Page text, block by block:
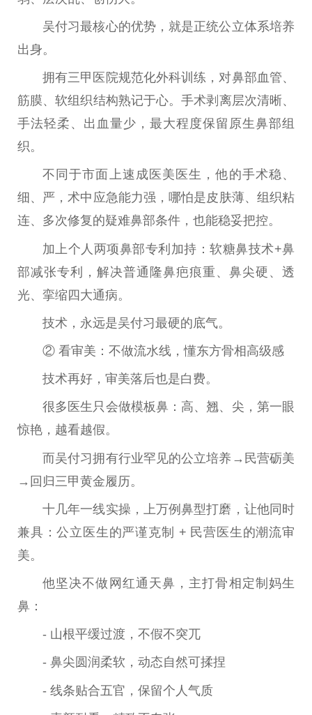
吴付习最核心的优势，就是正统公立体系培养
出身。
拥有三甲医院规范化外科训练，对鼻部血管、
筋膜、软组织结构熟记于心。手术剥离层次清晰、
手法轻柔、出血量少，最大程度保留原生鼻部组
织。
不同于市面上速成医美医生，他的手术稳、
细、严，术中应急能力强，哪怕是皮肤薄、组织粘
连、多次修复的疑难鼻部条件，也能稳妥把控。
加上个人两项鼻部专利加持：软糖鼻技术+鼻
部减张专利，解决普通隆鼻疤痕重、鼻尖硬、透
光、挛缩四大通病。
技术，永远是吴付习最硬的底气。
② 看审美：不做流水线，懂东方骨相高级感
技术再好，审美落后也是白费。
很多医生只会做模板鼻：高、翘、尖，第一眼
惊艳，越看越假。
而吴付习拥有行业罕见的公立培养→民营砺美
→回归三甲黄金履历。
十几年一线实操，上万例鼻型打磨，让他同时
兼具：公立医生的严谨克制 + 民营医生的潮流审
美。
他坚决不做网红通天鼻，主打骨相定制妈生
鼻：
- 山根平缓过渡，不假不突兀
- 鼻尖圆润柔软，动态自然可揉捏
- 线条贴合五官，保留个人气质